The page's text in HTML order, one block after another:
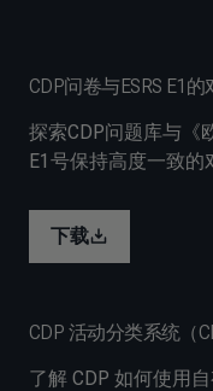
CDP问卷与ESRS E1
探索CDP问题库与《
E1号保持高度一致的
下载
CDP 活动分类系统（
了解 CDP 如何使用